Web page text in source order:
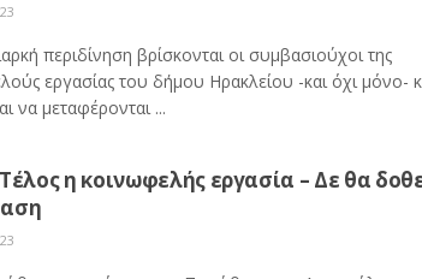
περιδίνηση βρίσκονται οι συμβασιούχοι της
εργασίας του δήμου Ηρακλείου -και όχι μόνο-
να μεταφέρονται ...
η κοινωφελής εργασία – Δε θα